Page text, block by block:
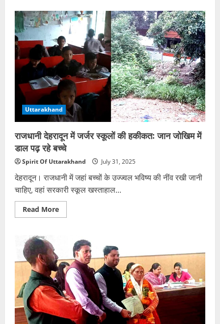
छोटे
भाई
ने
विवाद
में
बड़े
भाई
की
गोली
मारकर
हत्या
की
Uttarakhand
राजधानी देहरादून में जर्जर स्कूलों की हकीकत: जान जोखिम में
डाल पढ़ रहे बच्चे
Spirit Of Uttarakhand July 31, 2025
देहरादून। राजधानी में जहां बच्चों के उज्ज्वल भविष्य की नींव रखी जानी
चाहिए, वहां सरकारी स्कूल खस्ताहाल...
Read MoreRead
more
स्कूलों
की
हकीकत:
जान
जोखिम
में
डाल
पढ़
रहे
बच्चे